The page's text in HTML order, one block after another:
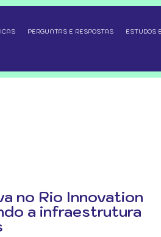
PERGUNTAS E RESPOSTAS ESTUDOS
no Rio Innovation
a infraestrutura